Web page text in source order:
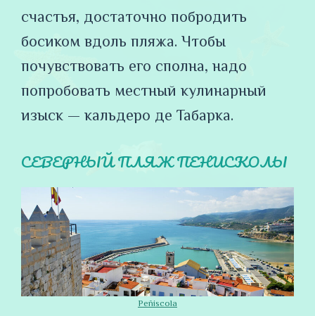
счастья, достаточно побродить
босиком вдоль пляжа. Чтобы
почувствовать его сполна, надо
попробовать местный кулинарный
изыск — кальдеро де Табарка.
СЕВЕРНЫЙ ПЛЯЖ ПЕНИСКОЛЫ
Peñiscola